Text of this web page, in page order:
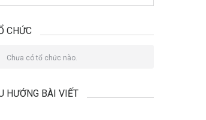
CHỨC
Chưa có tổ chức nào.
HƯỚNG BÀI VIẾT